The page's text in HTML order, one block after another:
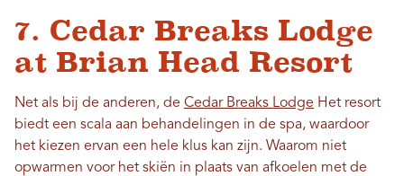
7. Cedar Breaks Lodge
at Brian Head Resort
Net als bij de anderen, de Cedar Breaks Lodge Het resort
biedt een scala aan behandelingen in de spa, waardoor
het kiezen ervan een hele klus kan zijn. Waarom niet
opwarmen voor het skiën in plaats van afkoelen met de